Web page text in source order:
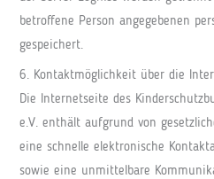
betroffene Person angegebenen
gespeichert.
6. Kontaktmöglichkeit über die
Die Internetseite des
e.V. enthält aufgrund von
eine schnelle elektronische
sowie eine unmittelbare